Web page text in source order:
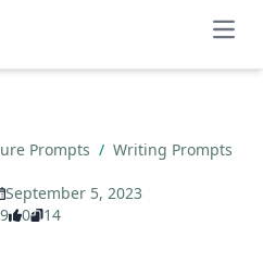
Prompts / Writing Prompts
September 5, 2023
0 14